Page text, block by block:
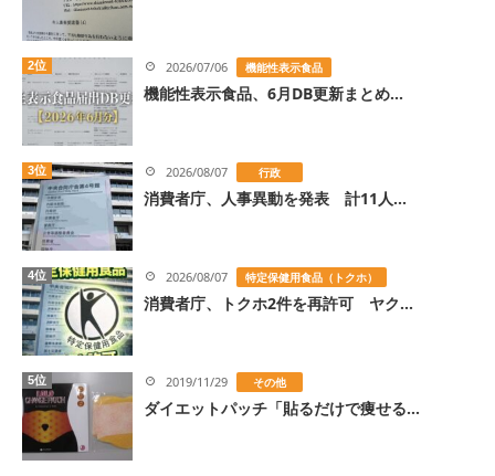
2位 2026/07/06 機能性表示食品
機能性表示食品、6月DB更新まとめ...
3位 2026/08/07 行政
消費者庁、人事異動を発表 計11人...
4位 2026/08/07 特定保健用食品（トクホ）
消費者庁、トクホ2件を再許可 ヤク...
5位 2019/11/29 その他
ダイエットパッチ「貼るだけで痩せる...